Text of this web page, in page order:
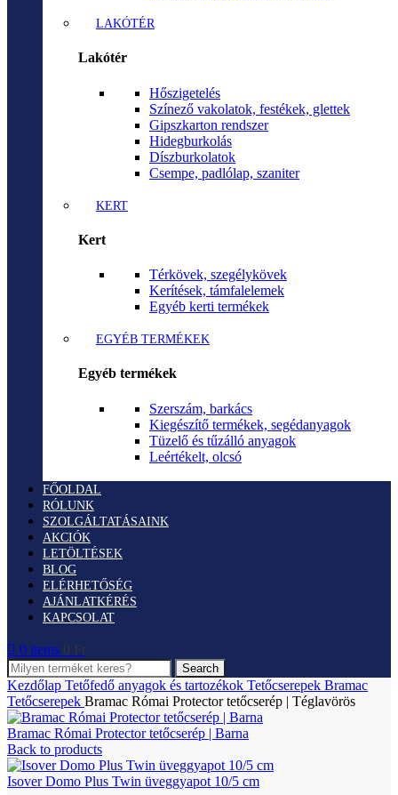
LAKÓTÉR
Lakótér
Hőszigetelés
Színező vakolatok, festékek, glettek
Gipszkarton rendszer
Hidegburkolás
Díszburkolatok
Csempe, padlólap, szaniter
KERT
Kert
Térkövek, szegélykövek
Kerítések, támfalelemek
Egyéb kerti termékek
EGYÉB TERMÉKEK
Egyéb termékek
Szerszám, barkács
Kiegészítő termékek, segédanyagok
Tüzelő és tűzálló anyagok
Leértékelt, olcsó
FŐOLDAL
RÓLUNK
SZOLGÁLTATÁSAINK
AKCIÓK
LETÖLTÉSEK
BLOG
ELÉRHETŐSÉG
AJÁNLATKÉRÉS
KAPCSOLAT
0 items 0 Ft
Search
Kezdőlap Tetőfedő anyagok és tartozékok Tetőcserepek Bramac
Tetőcserepek Bramac Római Protector tetőcserép | Téglavörös
Bramac Római Protector tetőcserép | Barna
Back to products
Isover Domo Plus Twin üveggyapot 10/5 cm